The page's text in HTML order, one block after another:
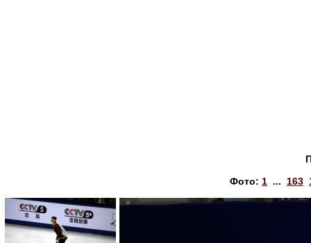
Фото: 1 ... 163